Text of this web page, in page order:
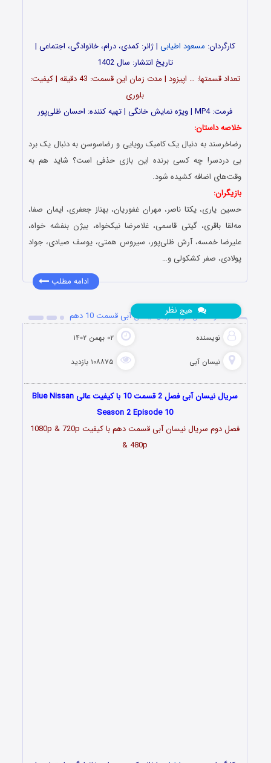
کارگردان: مسعود اطیابی | ژانر: کمدی، درام، خانوادگی، اجتماعی |
تاریخ انتشار: سال 1402
تعداد قسمت‎ها: … اپیزود | مدت زمان این قسمت: 43 دقیقه | کیفیت:
بلوری
فرمت: MP4 | ویژه نمایش خانگی | تهیه کننده: احسان ظلی‌پور
خلاصه داستان:
رضاخرسند به دنبال یک کامبک رویایی و رضاسوسن به دنبال یک برد
بی دردسر! چه کسی برنده این بازی حذفی است؟ شاید هم به
وقت‌های اضافه کشیده شود.
بازیگران:
حسین یاری، یکتا ناصر، مهران غفوریان، بهناز جعفری، ایمان صفا،
مه‌لقا باقری، گیتی قاسمی، غلامرضا نیکخواه، بیژن بنفشه خواه،
علیرضا خمسه، آرش ظلی‌پور، سیروس همتی، یوسف صیادی، جواد
پولادی، صفر کشکولی و…
ادامه مطلب
دانلود فصل دوم سریال نیسان آبی قسمت 10 دهم
نویسنده ۰۲ بهمن ۱۴۰۲
نیسان آبی ۱۰۸۸۷۵ بازدید
هیچ نظر
سریال نیسان آبی فصل 2 قسمت 10 با کیفیت عالی Blue Nissan
Season 2 Episode 10
فصل دوم سریال نیسان آبی قسمتدهم
با کیفیت 1080p & 720p
& 480p